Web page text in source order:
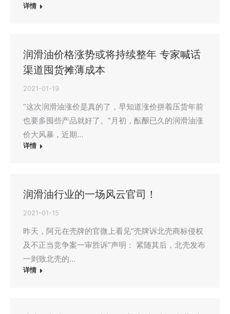
详情
润滑油价格涨势或将持续整年 专家喊话
渠道囤货摊薄成本
2021-01-19
“这次润滑油涨价是真的了，早知道涨价拼着压货年前
也要多囤些产品就好了。”月初，酝酿已久的润滑油涨
价大风暴，近期…
详情
润滑油行业的一场风云官司！
2021-01-15
昨天，阿元在壳牌的官微上看见“壳牌诉北壳商标侵权
及不正当竞争案一审胜诉”声明： 紧随其后，北壳发布
一则致北壳的…
详情